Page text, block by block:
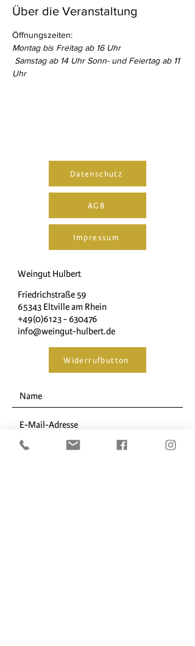
Über die Veranstaltung
Öffnungszeiten:
Montag bis Freitag ab 16 Uhr
Samstag ab 14 Uhr Sonn- und Feiertag ab 11
Uhr
Datenschutz
AGB
Impressum
Weingut Hulbert
Friedrichstraße 59
65343 Eltville am Rhein
+49(0)6123 - 630476
info@weingut-hulbert.de
Widerrufbutton